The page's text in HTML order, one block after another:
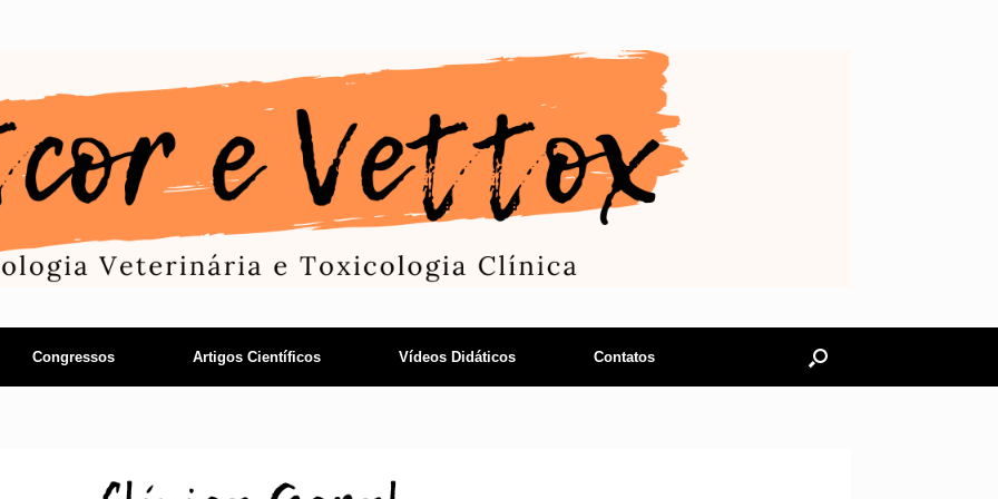
Congressos Artigos Científicos Vídeos Didáticos Contatos